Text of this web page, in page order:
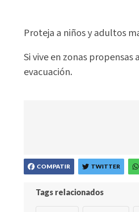
Proteja a niños y adultos
Si vive en zonas
evacuación.
COMPATIR TWITTER
Tags relacionados